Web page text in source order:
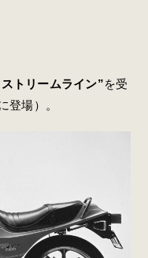
トリームライン”を受
登場）。